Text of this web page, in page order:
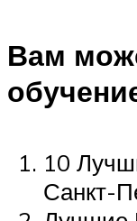
Вам
10
Санкт-